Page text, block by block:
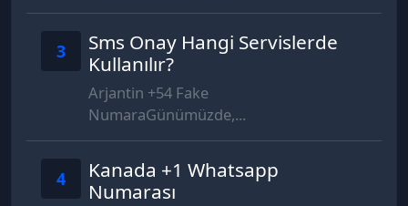
3
Sms Onay Hangi Servislerde
Kullanılır?
Arjantin +54 Fake
NumaraGünümüzde,...
4
Kanada +1 Whatsapp
Numarası